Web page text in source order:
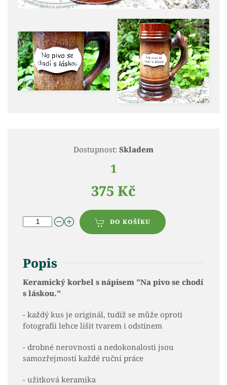
Dostupnost: Skladem
1
375 Kč
DO KOŠÍKU
Popis
Keramický korbel s nápisem "Na pivo se chodí
s láskou."
- každý kus je originál, tudíž se může oproti
fotografii lehce lišit tvarem i odstínem
- drobné nerovnosti a nedokonalosti jsou
samozřejmostí každé ruční práce
- užitková keramika